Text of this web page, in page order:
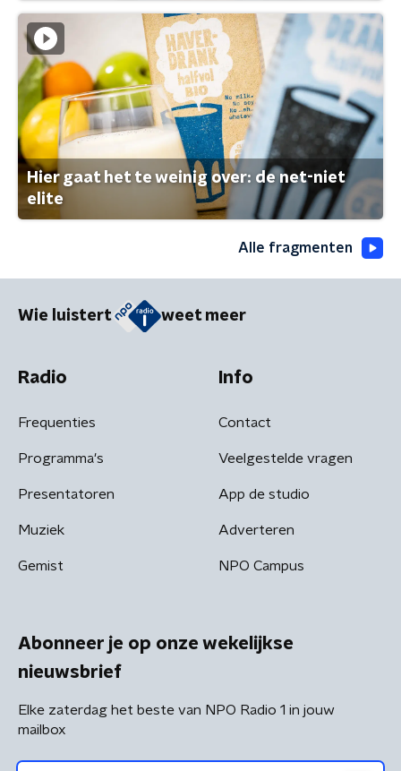
Hier gaat het te weinig over: de net-niet
elite
Alle fragmenten
Wie luistert weet meer
Radio
Frequenties
Programma's
Presentatoren
Muziek
Gemist
Info
Contact
Veelgestelde vragen
App de studio
Adverteren
NPO Campus
Abonneer je op onze wekelijkse
nieuwsbrief
Elke zaterdag het beste van NPO Radio 1 in jouw
mailbox